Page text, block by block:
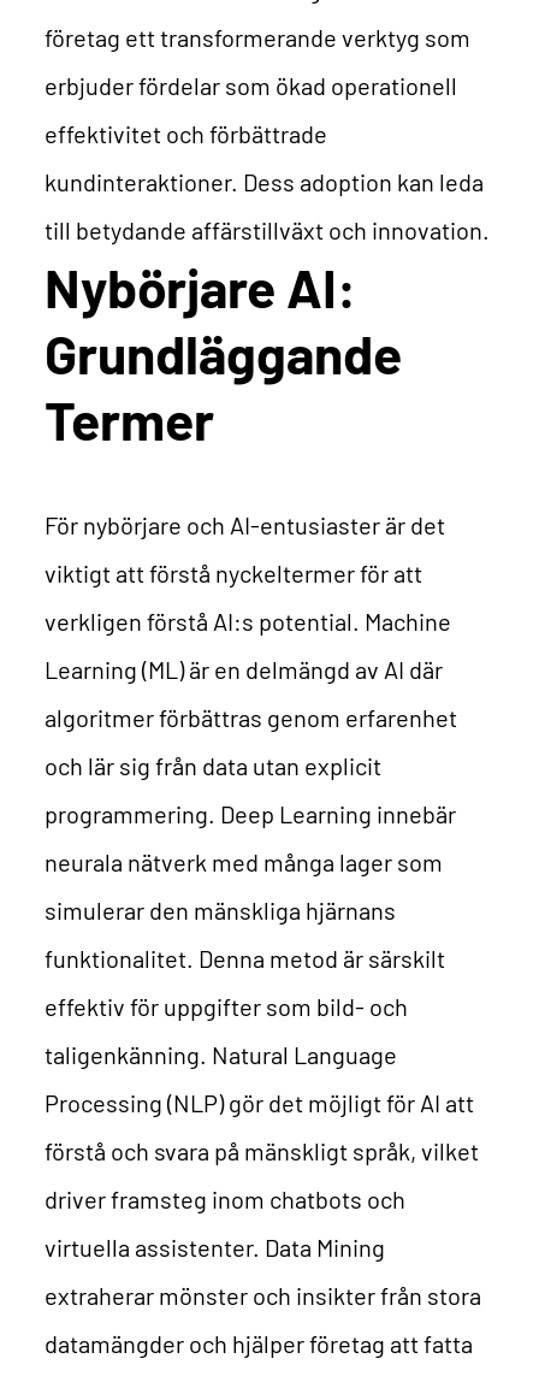
företag ett transformerande verktyg som
erbjuder fördelar som ökad operationell
effektivitet och förbättrade
kundinteraktioner. Dess adoption kan leda
till betydande affärstillväxt och innovation.
Nybörjare AI:
Grundläggande
Termer
För nybörjare och AI-entusiaster är det
viktigt att förstå nyckeltermer för att
verkligen förstå AI:s potential. Machine
Learning (ML) är en delmängd av AI där
algoritmer förbättras genom erfarenhet
och lär sig från data utan explicit
programmering. Deep Learning innebär
neurala nätverk med många lager som
simulerar den mänskliga hjärnans
funktionalitet. Denna metod är särskilt
effektiv för uppgifter som bild- och
taligenkänning. Natural Language
Processing (NLP) gör det möjligt för AI att
förstå och svara på mänskligt språk, vilket
driver framsteg inom chatbots och
virtuella assistenter. Data Mining
extraherar mönster och insikter från stora
datamängder och hjälper företag att fatta